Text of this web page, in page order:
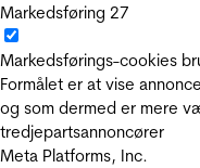
Markedsføring 27
Markedsførings-cookies
Formålet er at vise
og som dermed er mere
tredjepartsannoncører
Meta Platforms, Inc.